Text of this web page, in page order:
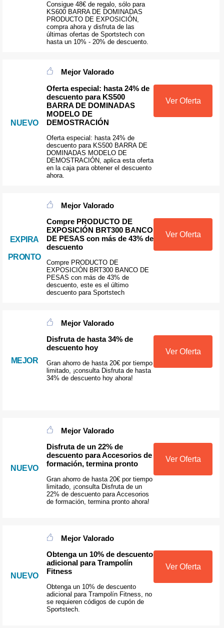
Consigue 48€ de regalo, sólo para
KS600 BARRA DE DOMINADAS
PRODUCTO DE EXPOSICIÓN,
compra ahora y disfruta de las
últimas ofertas de Sportstech con
hasta un 10% - 20% de descuento.
NUEVO
Mejor Valorado
Oferta especial: hasta 24% de
descuento para KS500
BARRA DE DOMINADAS
MODELO DE
DEMOSTRACIÓN
Oferta especial: hasta 24% de
descuento para KS500 BARRA DE
DOMINADAS MODELO DE
DEMOSTRACIÓN, aplica esta oferta
en la caja para obtener el descuento
ahora.
Ver Oferta
EXPIRA
PRONTO
Mejor Valorado
Compre PRODUCTO DE
EXPOSICIÓN BRT300 BANCO
DE PESAS con más de 43% de
descuento
Compre PRODUCTO DE
EXPOSICIÓN BRT300 BANCO DE
PESAS con más de 43% de
descuento, este es el último
descuento para Sportstech
Ver Oferta
MEJOR
Mejor Valorado
Disfruta de hasta 34% de
descuento hoy
Gran ahorro de hasta 20€ por tiempo
limitado, ¡consulta Disfruta de hasta
34% de descuento hoy ahora!
Ver Oferta
NUEVO
Mejor Valorado
Disfruta de un 22% de
descuento para Accesorios de
formación, termina pronto
Gran ahorro de hasta 20€ por tiempo
limitado, ¡consulta Disfruta de un
22% de descuento para Accesorios
de formación, termina pronto ahora!
Ver Oferta
NUEVO
Mejor Valorado
Obtenga un 10% de descuento
adicional para Trampolín
Fitness
Obtenga un 10% de descuento
adicional para Trampolín Fitness, no
se requieren códigos de cupón de
Sportstech.
Ver Oferta